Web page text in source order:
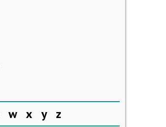
w x y z